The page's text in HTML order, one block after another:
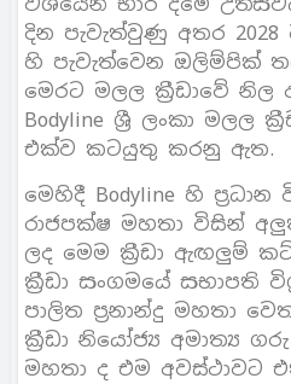
දින පැවැත්වුණු අතර
හි පැවැත්වෙන ඔලිම්පික්
මෙරට මලල ක්‍රීඩාවේ
Bodyline ශ්‍රී ලංකා මලල
එක්ව කටයුතු කරනු ඇත.
මෙහිදී Bodyline හි
රාජපක්ෂ මහතා විසින්
ලද මෙම ක්‍රීඩා ඇඟලුම්
ක්‍රීඩා සංගමයේ සභාපති
පාලිත ප්‍රනාන්දු මහතා
ක්‍රීඩා නියෝජ්‍ය අමාත්‍ය
මහතා ද එම අවස්ථාවට